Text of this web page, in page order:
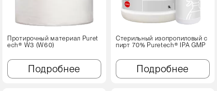
Протирочный материал Puret
ech® W3 (W60)
Подробнее
Стерильный изопропиловый с
пирт 70% Puretech® IPA GMP
Подробнее